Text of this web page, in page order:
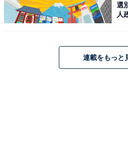
1 2
選
人
連載をもっと